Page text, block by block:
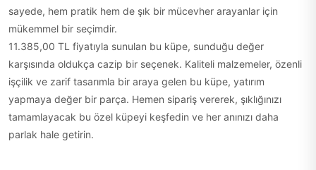
sayede, hem pratik hem de şık bir mücevher arayanlar için
mükemmel bir seçimdir.
11.385,00 TL fiyatıyla sunulan bu küpe, sunduğu değer
karşısında oldukça cazip bir seçenek. Kaliteli malzemeler, özenli
işçilik ve zarif tasarımla bir araya gelen bu küpe, yatırım
yapmaya değer bir parça. Hemen sipariş vererek, şıklığınızı
tamamlayacak bu özel küpeyi keşfedin ve her anınızı daha
parlak hale getirin.